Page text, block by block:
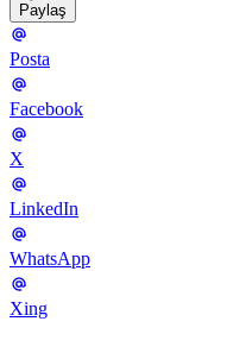
Paylaş
Posta
Facebook
X
LinkedIn
WhatsApp
Xing